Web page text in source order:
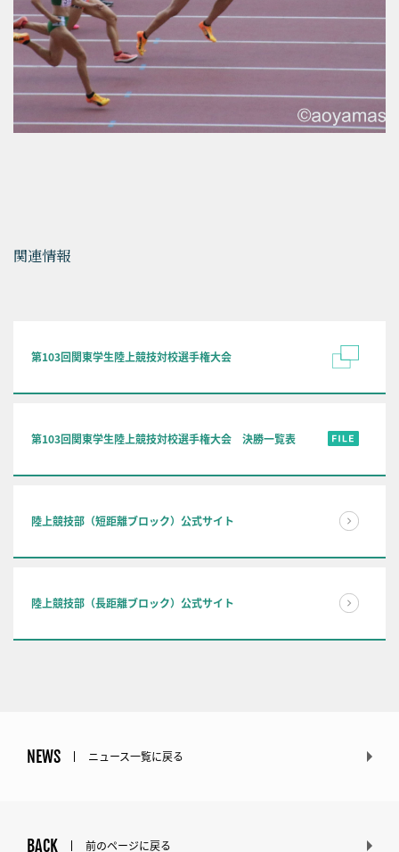
関連情報
第103回関東学生陸上競技対校選手権大会
第103回関東学生陸上競技対校選手権大会 決勝一覧表
陸上競技部（短距離ブロック）公式サイト
陸上競技部（長距離ブロック）公式サイト
NEWS ニュース一覧に戻る
BACK 前のページに戻る